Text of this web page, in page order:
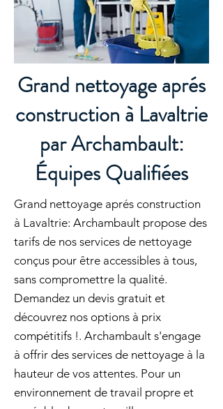
Grand nettoyage aprés
construction à Lavaltrie
par Archambault:
Équipes Qualifiées
Grand nettoyage aprés construction
à Lavaltrie: Archambault propose des
tarifs de nos services de nettoyage
conçus pour être accessibles à tous,
sans compromettre la qualité.
Demandez un devis gratuit et
découvrez nos options à prix
compétitifs !. Archambault s'engage
à offrir des services de nettoyage à la
hauteur de vos attentes. Pour un
environnement de travail propre et